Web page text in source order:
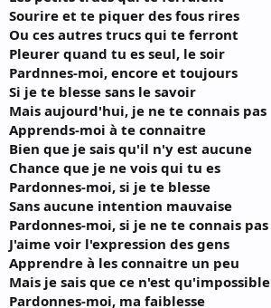
Sourire et te piquer des fous rires
Ou ces autres trucs qui te ferront
Pleurer quand tu es seul, le soir
Pardnnes-moi, encore et toujours
Si je te blesse sans le savoir
Mais aujourd'hui, je ne te connais pas
Apprends-moi à te connaitre
Bien que je sais qu'il n'y est aucune
Chance que je ne vois qui tu es
Pardonnes-moi, si je te blesse
Sans aucune intention mauvaise
Pardonnes-moi, si je ne te connais pas
J'aime voir l'expression des gens
Apprendre à les connaitre un peu
Mais je sais que ce n'est qu'impossible
Pardonnes-moi, ma faiblesse